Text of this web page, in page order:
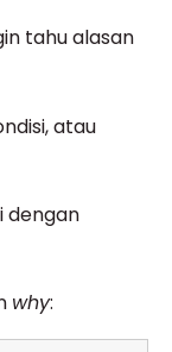
tahu alasan
atau
dengan
why: